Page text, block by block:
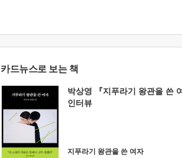
카드뉴스로 보는 책
박상영 『지푸라기 왕관을 쓴
인터뷰
지푸라기 왕관을 쓴 여자